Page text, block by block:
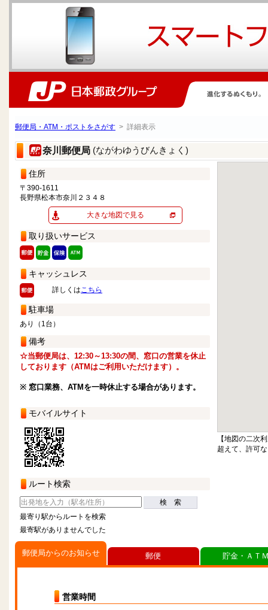
郵便局・ATM・ポストをさがす > 詳細表示
奈川郵便局 (ながわゆうびんきょく)
住所
〒390-1611
長野県松本市奈川２３４８
大きな地図で見る
取り扱いサービス
キャッシュレス
詳しくはこちら
駐車場
あり（1台）
備考
☆当郵便局は、12:30～13:30の間、窓口の営業を休止
しております（ATMはご利用いただけます）。
※ 窓口業務、ATMを一時休止する場合があります。
モバイルサイト
ルート検索
検 索
最寄り駅からルートを検索
最寄駅がありませんでした
【地図の二次
超えて、許可
郵便局からのお知らせ
営業時間
郵便 貯金・ＡＴ